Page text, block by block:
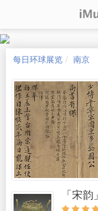
每日环球展览 南京
「宋